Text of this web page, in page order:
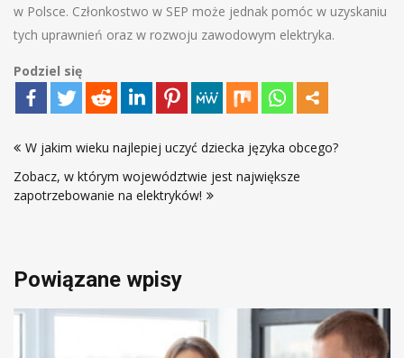
w Polsce. Członkostwo w SEP może jednak pomóc w uzyskaniu
tych uprawnień oraz w rozwoju zawodowym elektryka.
Podziel się
wpisu
W jakim wieku najlepiej uczyć dziecka języka obcego?
Zobacz, w którym województwie jest największe
zapotrzebowanie na elektryków!
Powiązane wpisy